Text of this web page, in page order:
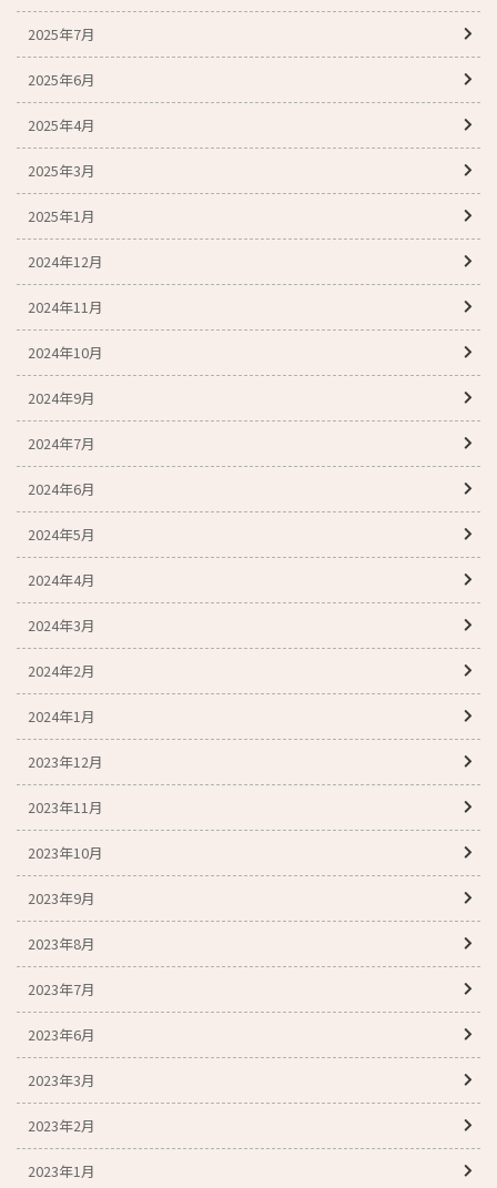
2025年7月
2025年6月
2025年4月
2025年3月
2025年1月
2024年12月
2024年11月
2024年10月
2024年9月
2024年7月
2024年6月
2024年5月
2024年4月
2024年3月
2024年2月
2024年1月
2023年12月
2023年11月
2023年10月
2023年9月
2023年8月
2023年7月
2023年6月
2023年3月
2023年2月
2023年1月